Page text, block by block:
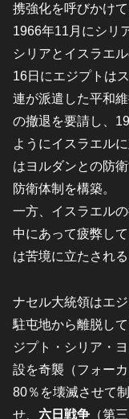
携強化を呼びかけ
1966年11月にシリ
シリアとイスラエ
16日にエジプトは
連が派遣した平和
の撤退を要請し、
ようにイスラエル
はヨルダンとの防
防衛体制を構築。
一方、イスラエル
中にあって疲弊し
は苦境に立たされる
ナセル大統領はエ
駐屯地から離脱し
ジプト・シリア・
設を奇襲（フォー
80％を壊滅させて
せ、 六日戦争 （第